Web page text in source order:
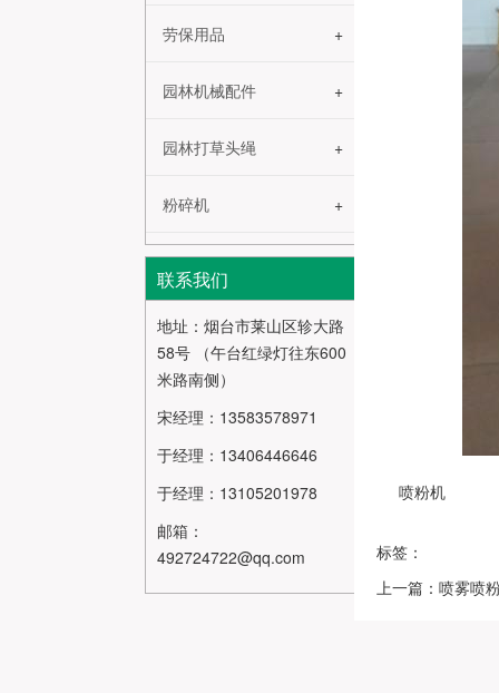
劳保用品
园林机械配件
园林打草头绳
粉碎机
联系我们
地址：烟台市莱山区轸大路
58号 （午台红绿灯往东600
米路南侧）
宋经理：13583578971
于经理：13406446646
于经理：13105201978
邮箱：
492724722@qq.com
喷粉机
标签：
上一篇：喷雾喷